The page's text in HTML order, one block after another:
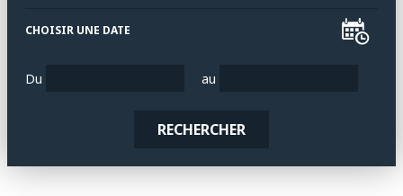
CHOISIR UNE DATE
Du au
RECHERCHER